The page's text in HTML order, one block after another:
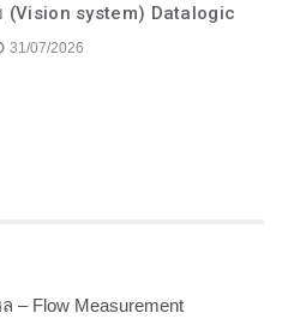
(Vision system) Datalogic
31/07/2026
– Flow Measurement